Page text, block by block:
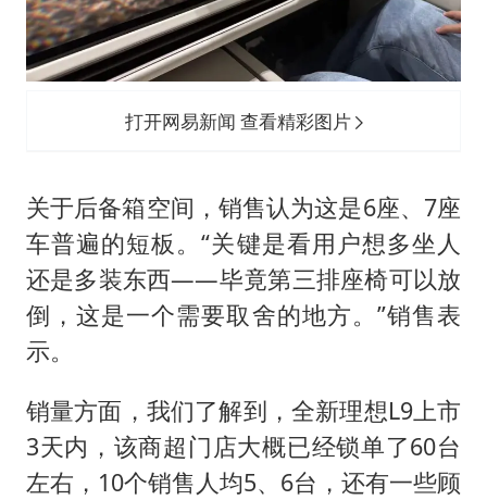
打开网易新闻 查看精彩图片
关于后备箱空间，销售认为这是6座、7座
车普遍的短板。“关键是看用户想多坐人
还是多装东西——毕竟第三排座椅可以放
倒，这是一个需要取舍的地方。”销售表
示。
销量方面，我们了解到，全新理想L9上市
3天内，该商超门店大概已经锁单了60台
左右，10个销售人均5、6台，还有一些顾